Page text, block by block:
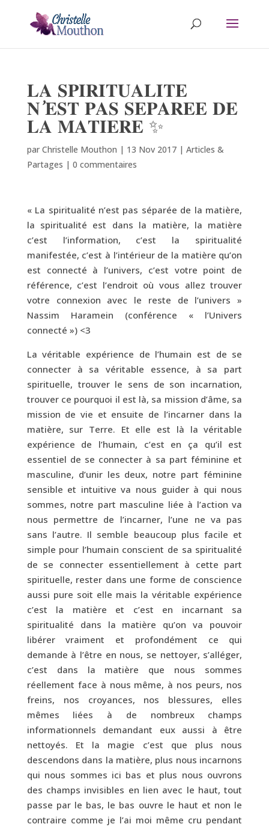
𝐋𝐀 𝐒𝐏𝐈𝐑𝐈𝐓𝐔𝐀𝐋𝐈𝐓𝐄
𝐍’𝐄𝐒𝐓 𝐏𝐀𝐒 𝐒𝐄𝐏𝐀𝐑𝐄𝐄 𝐃𝐄
𝐋𝐀 𝐌𝐀𝐓𝐈𝐄𝐑𝐄 ✨
par Christelle Mouthon | 13 Nov 2017| Articles &
Partages | 0 commentaires
« La spiritualité n’est pas séparée de la matière,
la spiritualité est dans la matière, la matière
c’est l’information, c’est la spiritualité
manifestée, c’est à l’intérieur de la matière qu’on
est connecté à l’univers, c’est votre point de
référence, c’est l’endroit où vous allez trouver
votre connexion avec le reste de l’univers »
Nassim Haramein (conférence « l’Univers
connecté ») <3
La véritable expérience de l’humain est de se
connecter à sa véritable essence, à sa part
spirituelle, trouver le sens de son incarnation,
trouver ce pourquoi il est là, sa mission d’âme, sa
mission de vie et ensuite de l’incarner dans la
matière, sur Terre. Et elle est là la véritable
expérience de l’humain, c’est en ça qu’il est
essentiel de se connecter à sa part féminine et
masculine, d’unir les deux, notre part féminine
sensible et intuitive va nous guider à qui nous
sommes, notre part masculine liée à l’action va
nous permettre de l’incarner, l’une ne va pas
sans l’autre. Il semble beaucoup plus facile et
simple pour l’humain conscient de sa spiritualité
de se connecter essentiellement à cette part
spirituelle, rester dans une forme de conscience
aussi pure soit elle mais la véritable expérience
c’est la matière et c’est en incarnant sa
spiritualité dans la matière qu’on va pouvoir
libérer vraiment et profondément ce qui
demande à l’être en nous, se nettoyer, s’alléger,
c’est dans la matière que nous sommes
réellement face à nous même, à nos peurs, nos
freins, nos croyances, nos blessures, elles
mêmes liées à de nombreux champs
informationnels demandant eux aussi à être
nettoyés. Et la magie c’est que plus nous
descendons dans la matière, plus nous incarnons
qui nous sommes ici bas et plus nous ouvrons
des champs invisibles en lien avec le haut, tout
passe par le bas, le bas ouvre le haut et non le
contraire comme je l’ai moi même cru pendant